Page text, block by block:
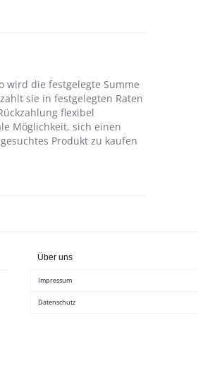
wird die festgelegte Summe
sie in festgelegten Raten
flexibel
Möglichkeit, sich einen
Produkt zu kaufen
Über uns
Impressum
Datenschutz